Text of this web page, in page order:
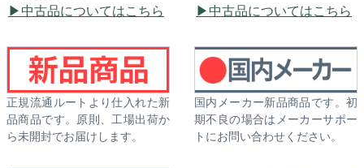
中古品についてはこちら 中古品についてはこちら
正規流通ルートより仕入れた新
品商品です。原則、工場出荷か
ら未開封でお届けします。
国内メーカー新品商品です。初
期不良の場合はメーカーサポー
トにお問い合わせください。